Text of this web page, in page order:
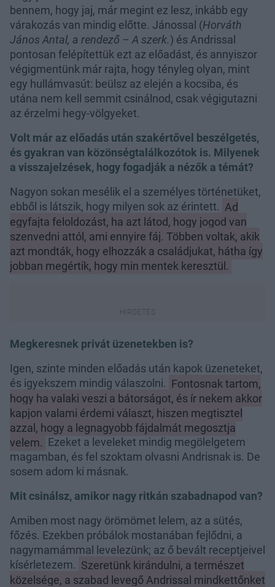
bennem, hogy jaj, már megint ez lesz, inkább egy
várakozás van mindig előtte. Jánossal (Horváth
János Antal, a rendező – A szerk.) és Andrissal
pontosan felépítettük ezt az előadást, és annyiszor
végigmentünk már rajta, hogy tényleg olyan, mint
egy hullámvasút: beülsz az elején a kocsiba, és
utána nem kell semmit csinálnod, csak végigutazni
az érzelmi hegy-völgyeket.
Volt már az előadás után szakértővel beszélgetés,
és gyakran van közönségtalálkozótok is. Milyenek
a visszajelzések, hogy fogadják a nézők a témát?
Nagyon sokan mesélik el a személyes történetüket,
ebből is látszik, hogy milyen sok az érintett. Ad
egyfajta feloldozást, ha azt látod, hogy jogod van
szenvedni attól, ami ennyire fáj. Többen voltak, akik
azt mondták, hogy elhozzák a családjukat, hátha így
jobban megértik, hogy min mentek keresztül.
Megkeresnek privát üzenetekben is?
Igen, szinte minden előadás után kapok üzeneteket,
és igyekszem mindig válaszolni. Fontosnak tartom,
hogy ha valaki veszi a bátorságot, és ír nekem akkor
kapjon valami érdemi választ, hiszen megtisztel
azzal, hogy a legnagyobb fájdalmát megosztja
velem.
Ezeket a leveleket mindig megölelgetem
magamban, és fel szoktam olvasni Andrisnak is. De
sosem adom ki másnak.
Mit csinálsz, amikor nagy ritkán szabadnapod van?
Amiben most nagy örömömet lelem, az a sütés,
főzés. Ezekben próbálok mostanában fejlődni, a
nagymamámmal levelezünk; az ő bevált receptjeivel
kísérletezem. Szeretünk kirándulni, a természet
közelsége, a szabad levegő Andrissal mindkettőnket